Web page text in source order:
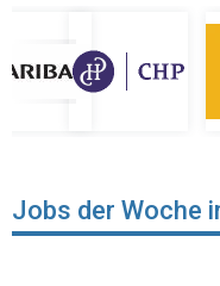
Jobs der Woche